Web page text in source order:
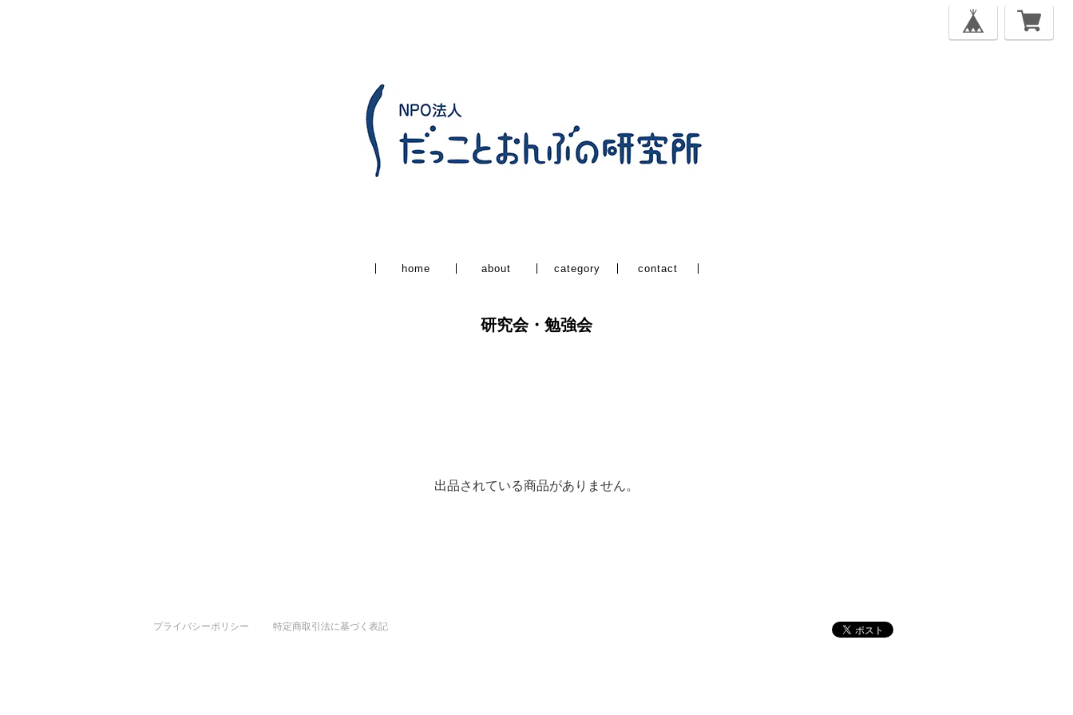
home about category contact
研究会・勉強会
出品されている商品がありません。
プライバシーポリシー 特定商取引法に基づく表記